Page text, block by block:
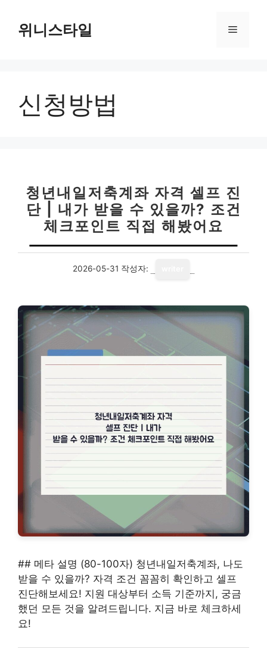
위니스타일 메
신청방법
청년내일저축계좌 자격 셀프 진
단 | 내가 받을 수 있을까? 조건
체크포인트 직접 해봤어요
2026-05-31 작성자:
## 메타 설명 (80-100자) 청년내일저축계좌, 나도
받을 수 있을까? 자격 조건 꼼꼼히 확인하고 셀프
진단해보세요! 지원 대상부터 소득 기준까지, 궁금
했던 모든 것을 알려드립니다. 지금 바로 체크하세
요!